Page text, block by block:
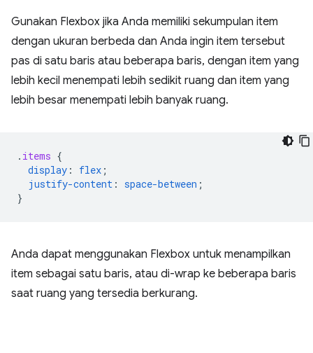
Gunakan Flexbox jika Anda memiliki sekumpulan item
dengan ukuran berbeda dan Anda ingin item tersebut
pas di satu baris atau beberapa baris, dengan item yang
lebih kecil menempati lebih sedikit ruang dan item yang
lebih besar menempati lebih banyak ruang.
. items {
display : flex ;
justify-content : space-between ;
}
Anda dapat menggunakan Flexbox untuk menampilkan
item sebagai satu baris, atau di-wrap ke beberapa baris
saat ruang yang tersedia berkurang.